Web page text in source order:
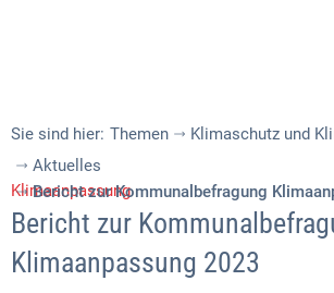
Sie sind hier: Themen
Klimaschutz und
Aktuelles
Bericht zur Kommunalbefragung
Klimaanpassung
Bericht zur
Klimaanpassung 2023